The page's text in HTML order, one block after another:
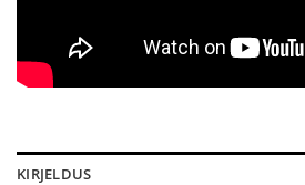
KIRJELDUS